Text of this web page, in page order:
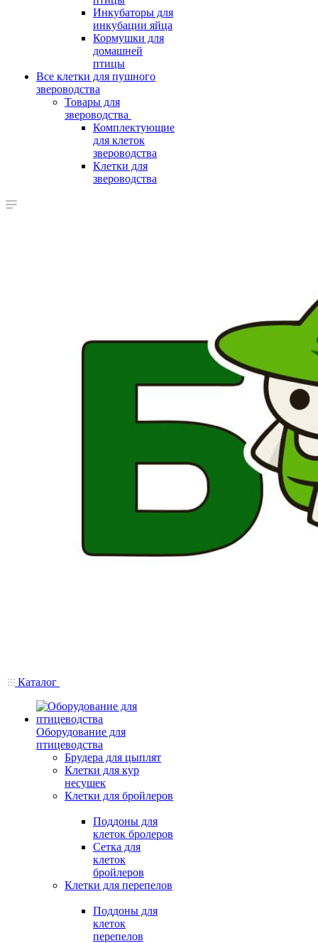
Инкубаторы для
инкубации яйца
Кормушки для
домашней
птицы
Все клетки для пушного
звероводства
Товары для
звероводства
Комплектующие
для клеток
звероводства
Клетки для
звероводства
Каталог
Оборудование для
птицеводства
Брудера для цыплят
Клетки для кур
несушек
Клетки для бройлеров
Поддоны для
клеток бролеров
Сетка для
клеток
бройлеров
Клетки для перепелов
Поддоны для
клеток
перепелов